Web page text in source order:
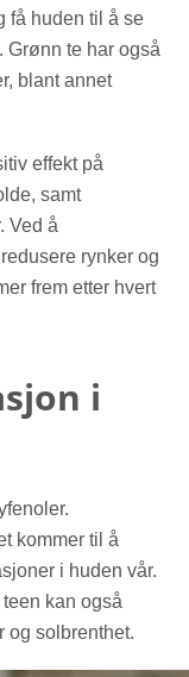
få huden til å se
Grønn te har også
blant annet
effekt på
samt
Ved å
rynker og
frem etter hvert
i
kommer til å
i huden vår.
kan også
og solbrenthet.